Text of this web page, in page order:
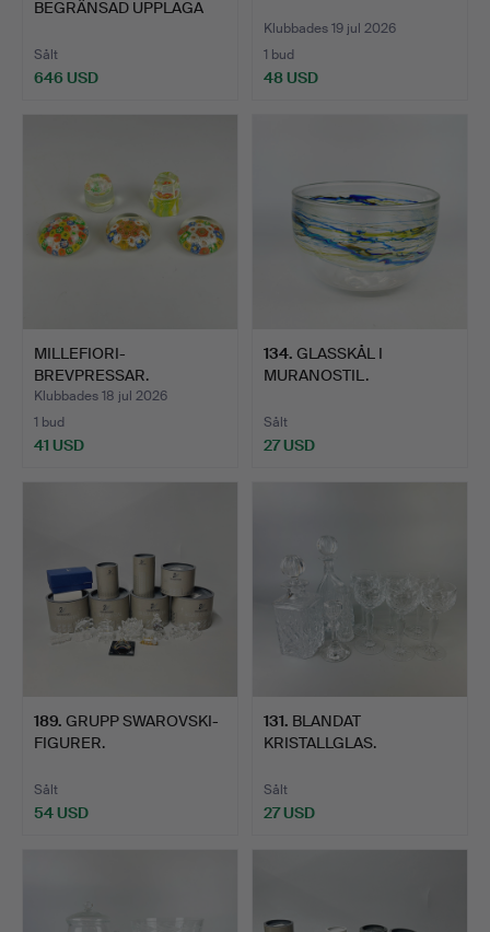
BEGRÄNSAD UPPLAGA
Sålt
646 USD
Klubbades 19 jul 2026
1 bud
48 USD
MILLEFIORI-
BREVPRESSAR.
Klubbades 18 jul 2026
1 bud
41 USD
134. GLASSKÅL I
MURANOSTIL.
Sålt
27 USD
189. GRUPP SWAROVSKI-
FIGURER.
Sålt
54 USD
131. BLANDAT
KRISTALLGLAS.
Sålt
27 USD